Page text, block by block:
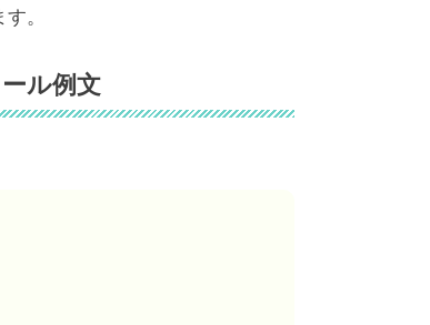
。
ル例文